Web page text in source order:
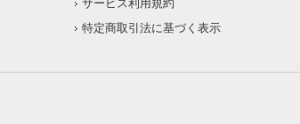
サービス利用規約
特定商取引法に基づく表示